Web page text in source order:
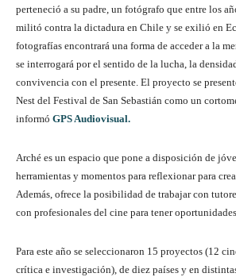
perteneció a su padre, un fotógrafo que entre los
militó contra la dictadura en Chile y se exilió en
fotografías encontrará una forma de acceder a la
se interrogará por el sentido de la lucha, la
convivencia con el presente. El proyecto se
Nest del Festival de San Sebastián como un
informó GPS Audiovisual.
Arché es un espacio que pone a disposición de
herramientas y momentos para reflexionar para
Además, ofrece la posibilidad de trabajar con
con profesionales del cine para tener
Para este año se seleccionaron 15 proyectos (12
crítica e investigación), de diez países y en